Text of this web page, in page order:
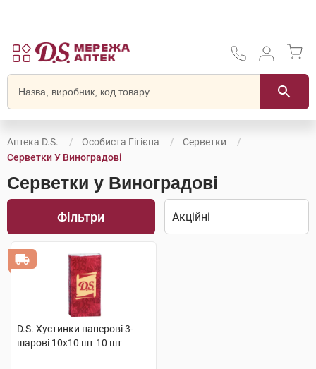
Аптека D.S. Особиста Гігієна
Серветки
Серветки У Виноградові
Серветки у Виноградові
Фільтри
D.S. Хустинки паперові 3-
шарові 10х10 шт 10 шт